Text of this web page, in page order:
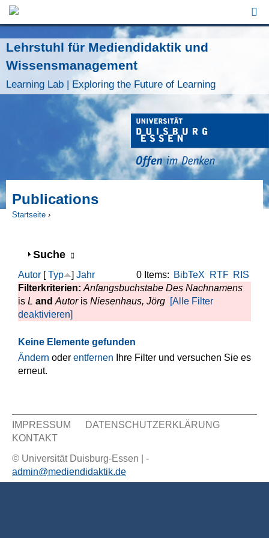
Jump to Navigation
Lehrstuhl für Mediendidaktik und
Wissensmanagement
Learning Lab | Exploring the Future of Learning
Publications
Startseite ›
Anzeigen
Suche
0 Items: BibTeX RTF RIS
Autor [Typ ] Jahr
Filterkriterien: Anfangsbuchstabe Des Nachnamens
is L and Autoris Niesenhaus, Jörg [Alle Filter
deaktivieren]
Keine Elemente gefunden
Ändern oder entfernen Ihre Filter und versuchen Sie es
erneut.
Sekundär Menü
IMPRESSUM
DATENSCHUTZERKLÄRUNG
KONTAKT
© Universität Duisburg-Essen | -
admin@mediendidaktik.de